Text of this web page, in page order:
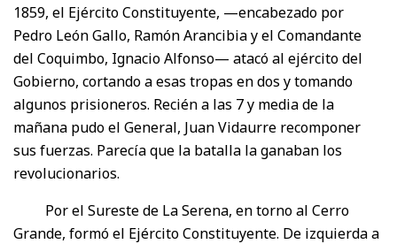
1859, el Ejército Constituyente, —encabezado por
Pedro León Gallo, Ramón Arancibia y el Comandante
del Coquimbo, Ignacio Alfonso— atacó al ejército del
Gobierno, cortando a esas tropas en dos y tomando
algunos prisioneros. Recién a las 7 y media de la
mañana pudo el General, Juan Vidaurre recomponer
sus fuerzas. Parecía que la batalla la ganaban los
revolucionarios.
Por el Sureste de La Serena, en torno al Cerro
Grande, formó el Ejército Constituyente. De izquierda a